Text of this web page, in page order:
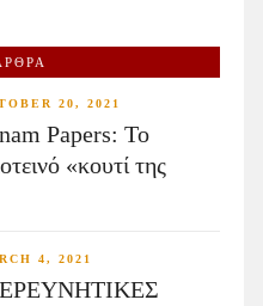
20, 2021
Papers: Το
«κουτί της
4, 2021